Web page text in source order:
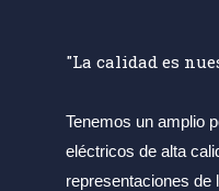
"La calidad es
Tenemos un amplio
eléctricos de alta
representaciones de